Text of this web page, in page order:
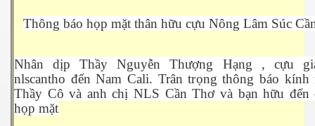
Thông báo họp mặt thân hữu cựu Nông Lâm Súc
Nhân dịp Thầy Nguyễn Thượng Hạng , cựu
nlscantho đến Nam Cali. Trân trọng thông báo
Thầy Cô và anh chị NLS Cần Thơ và bạn hữu đến
họp mặt